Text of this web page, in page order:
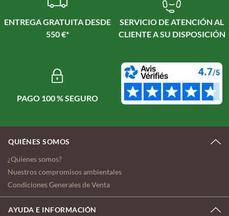
ENTREGA GRATUITA DESDE
550 €*
SERVICIO DE ATENCIÓN AL
CLIENTE A SU DISPOSICIÓN
PAGO 100 % SEGURO
QUIÉNES SOMOS
¿Quienes somos?
Nuestros compromisos ambientales
Condiciones Generales de Venta
AYUDA E INFORMACIÓN